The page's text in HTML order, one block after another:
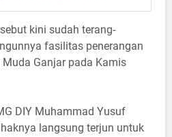
kini sudah terang-
fasilitas penerangan
Ganjar pada Kamis
DIY Muhammad Yusuf
langsung terjun untuk